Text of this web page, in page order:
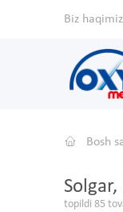
Biz
Bosh
Solgar,
topildi 85